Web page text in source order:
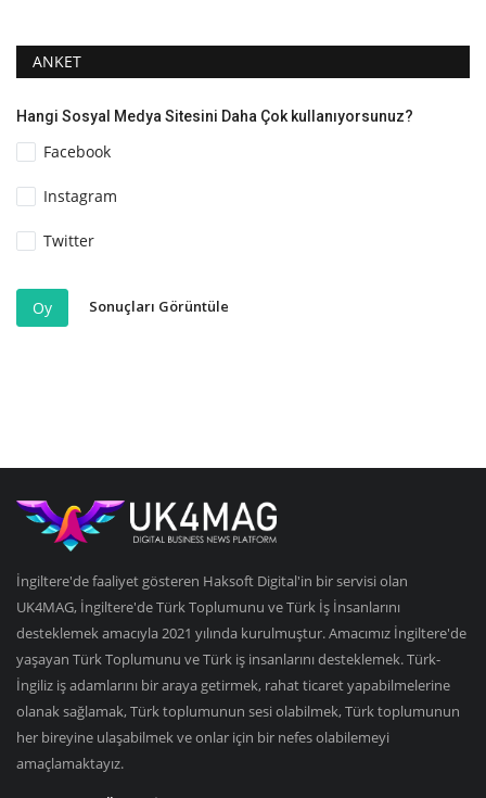
ANKET
Hangi Sosyal Medya Sitesini Daha Çok kullanıyorsunuz?
Facebook
Instagram
Twitter
Oy Sonuçları Görüntüle
İngiltere'de faaliyet gösteren Haksoft Digital'in bir servisi olan
UK4MAG, İngiltere'de Türk Toplumunu ve Türk İş İnsanlarını
desteklemek amacıyla 2021 yılında kurulmuştur. Amacımız İngiltere'de
yaşayan Türk Toplumunu ve Türk iş insanlarını desteklemek. Türk-
İngiliz iş adamlarını bir araya getirmek, rahat ticaret yapabilmelerine
olanak sağlamak, Türk toplumunun sesi olabilmek, Türk toplumunun
her bireyine ulaşabilmek ve onlar için bir nefes olabilemeyi
amaçlamaktayız.